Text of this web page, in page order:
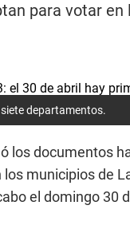
para votar
departamentos.
los documentos
los municipios de
el domingo 30